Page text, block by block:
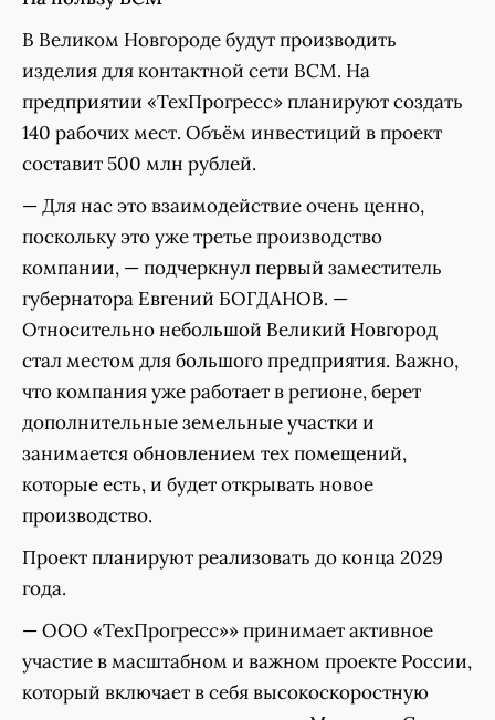
В Великом Новгороде будут производить
изделия для контактной сети ВСМ. На
предприятии «ТехПрогресс» планируют создать
140 рабочих мест. Объём инвестиций в проект
составит 500 млн рублей.
— Для нас это взаимодействие очень ценно,
поскольку это уже третье производство
компании, — подчеркнул первый заместитель
губернатора Евгений БОГДАНОВ. —
Относительно небольшой Великий Новгород
стал местом для большого предприятия. Важно,
что компания уже работает в регионе, берет
дополнительные земельные участки и
занимается обновлением тех помещений,
которые есть, и будет открывать новое
производство.
Проект планируют реализовать до конца 2029
года.
— ООО «ТехПрогресс»» принимает активное
участие в масштабном и важном проекте России,
который включает в себя высокоскоростную